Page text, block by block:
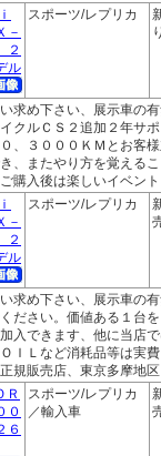
－
ル
スポーツ/レプリカ
求め下さい、展示車の
クルＣＳ２追加２年サ
、３０００ＫＭとお客
、またやり方を覚える
購入後は楽しいイベン
－
ル
スポーツ/レプリカ
求め下さい、展示車の
ださい。価値ある１台
加入できます、他に当店
ＩＬなど消耗品等は実
規販売店、東京多摩地
Ｒ
０
６
スポーツ/レプリカ
／輸入車